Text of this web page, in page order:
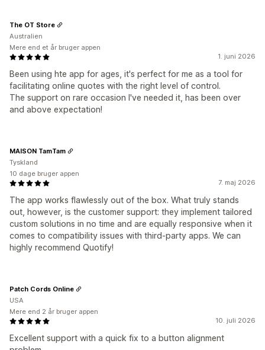
1. juni 2026
Been using hte app for ages, it's perfect for me as a tool for
facilitating online quotes with the right level of control.
The support on rare occasion I've needed it, has been over
and above expectation!
The OT Store
Australien
Mere end et år bruger appen
7. maj 2026
The app works flawlessly out of the box. What truly stands
out, however, is the customer support: they implement tailored
custom solutions in no time and are equally responsive when it
comes to compatibility issues with third‑party apps. We can
highly recommend Quotify!
MAISON TamTam
Tyskland
10 dage bruger appen
10. juli 2026
Excellent support with a quick fix to a button alignment
Patch Cords Online
USA
Mere end 2 år bruger appen